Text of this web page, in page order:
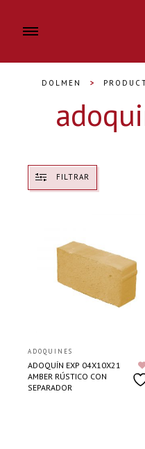
DOLMEN >
FILTRAR
ADOQUINES
ADOQUÍN EXP 04X10X21
AMBER RÚSTICO CON
SEPARADOR